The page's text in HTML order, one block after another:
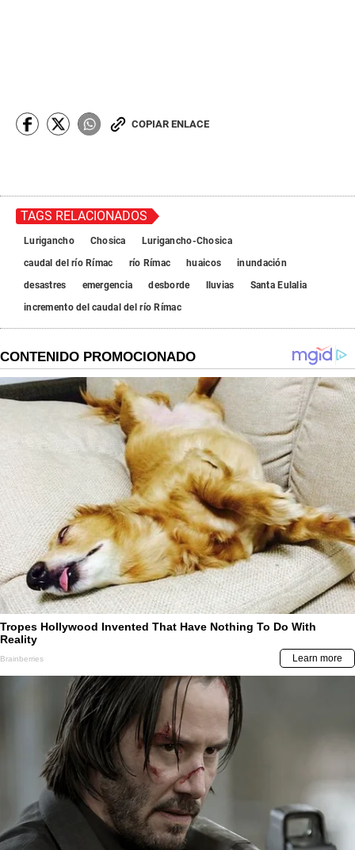
COPIAR ENLACE
TAGS RELACIONADOS
Lurigancho Chosica
Lurigancho-Chosica
caudal del río Rímac
río Rímac huaicos
inundación
desastres
emergencia desborde lluvias
Santa Eulalia
incremento del caudal del río Rímac